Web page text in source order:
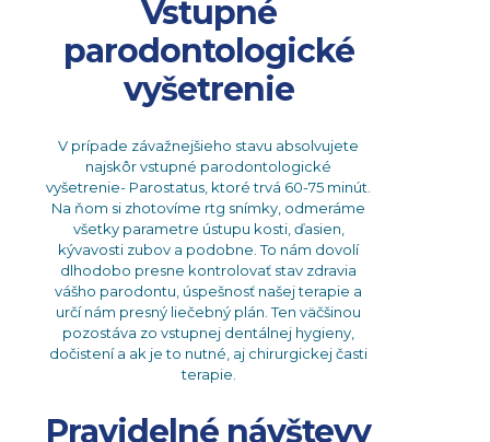
Vstupné
parodontologické
vyšetrenie
V prípade závažnejšieho stavu absolvujete
najskôr vstupné parodontologické
vyšetrenie- Parostatus, ktoré trvá 60-75 minút.
Na ňom si zhotovíme rtg snímky, odmeráme
všetky parametre ústupu kosti, ďasien,
kývavosti zubov a podobne. To nám dovolí
dlhodobo presne kontrolovať stav zdravia
vášho parodontu, úspešnosť našej terapie a
určí nám presný liečebný plán. Ten väčšinou
pozostáva zo vstupnej dentálnej hygieny,
dočistení a ak je to nutné, aj chirurgickej časti
terapie.
Pravidelné návštevy